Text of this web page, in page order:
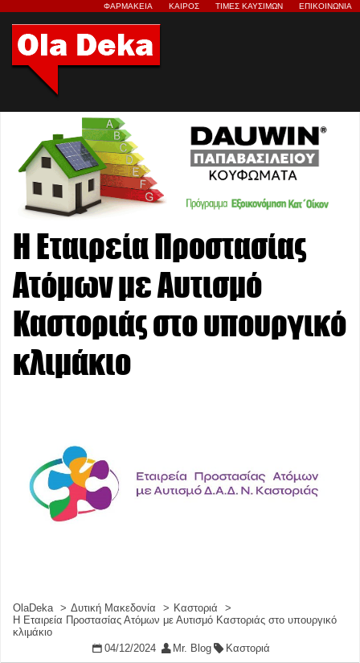
ΦΑΡΜΑΚΕΙΑ ΚΑΙΡΟΣ ΤΙΜΕΣ ΚΑΥΣΙΜΩΝ ΕΠΙΚΟΙΝΩΝΙΑ
Η Εταιρεία Προστασίας
Ατόμων με Αυτισμό
Καστοριάς στο υπουργικό
κλιμάκιο
OlaDeka Δυτική Μακεδονία
Καστοριά
Η Εταιρεία Προστασίας Ατόμων με Αυτισμό Καστοριάς στο υπουργικό
κλιμάκιο
04/12/2024
Mr. Blog Καστοριά